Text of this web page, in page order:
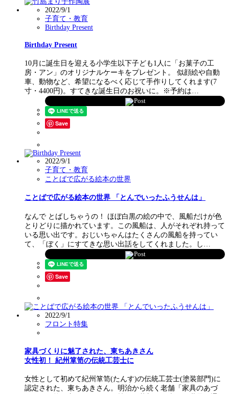
2022/9/1
子育て・教育
Birthday Present
Birthday Present
10月に誕生日を迎える小学生以下子ども1人に「お菓子の工
房・アン」のオリジナルケーキをプレゼント。 似顔絵や自動
車、動物など、希望になるべく応じて手作りしてくれます(7
寸・4400円)。すてきな誕生日のお祝いに。※予約は…
Post
Save
2022/9/1
子育て・教育
ことばで広がる絵本の世界
ことばで広がる絵本の世界 「とんでいったふうせんは」
なんで とばしちゃうの！ ほぼ白黒の絵の中で、風船だけが色
とりどりに描かれています。この風船は、人がそれぞれ持って
いる思い出です。おじいちゃんはたくさんの風船を持ってい
て、「ぼく」にすてきな思い出話をしてくれました。し…
Post
Save
2022/9/1
フロント特集
家具づくりに魅了された、東ちあきさん
女性初！ 紀州箪笥の伝統工芸士に
女性として初めて紀州箪笥(たんす)の伝統工芸士(塗装部門)に
認定された、東ちあきさん。明治から続く老舗「家具のあづ